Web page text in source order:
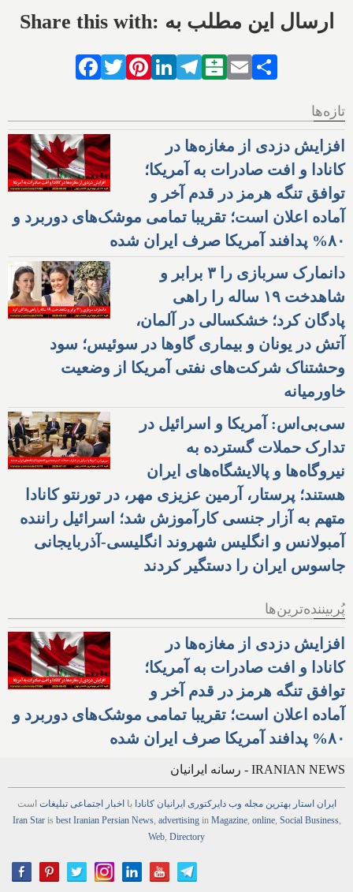
Share this with: ارسال این مطلب به
Facebook
TwitterPinterestLinkedIn
Telegram
Balatarin
Email
تازه‌ها
افزایش دزدی از مغازه‌ها در
کانادا و افت صادرات به آمریکا؛
توافق تنگه هرمز در قدم آخر و
آماده اعلان است؛ تقریبا تمامی موشک‌های دوربرد و
۸۰% پدافند آمریکا صرف ایران شده
دانمارک سربازی را ۳ برابر و
شاهدخت ۱۹ ساله را راهی
پادگان کرد؛ خشکسالی در آلمان،
آتش در یونان و بیماری گاوها در سوئیس؛ سود
وحشتناک شرکت‌های نفتی آمریکا از وضعیت
خاورمیانه
سی‌بی‌اس: آمریکا و اسرائیل در
تدارک حملات گسترده به
نیروگاه‌ها و پالایشگاه‌های ایران
هستند؛ پرستار، آرمین عزیزی مهر، در تورنتو کانادا
متهم به آزار جنسی کارآموزش شد؛ اسرائیل راننده
آمبولانس و انگلیس شهروند انگلیسی-آذربایجانی
جاسوس ایران را دستگیر کردند
پُربیننده‌ترین‌ها
افزایش دزدی از مغازه‌ها در
کانادا و افت صادرات به آمریکا؛
توافق تنگه هرمز در قدم آخر و
آماده اعلان است؛ تقریبا تمامی موشک‌های دوربرد و
۸۰% پدافند آمریکا صرف ایران شده
IRANIAN NEWS - رسانه ایرانیان
ایران استار بهترین مجله وب دایرکتوری ایرانیان کانادا بااخبار اجتماعی تبلیغات است
Iran Staris best Iranian Persian News, advertisingin Magazine, online, Social Business,
Web Directory